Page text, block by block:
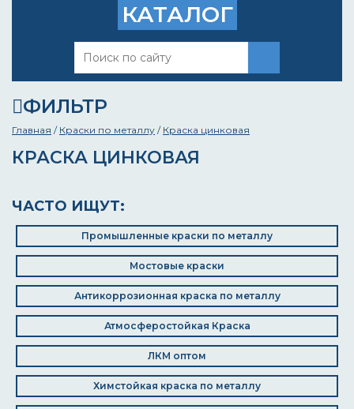
КАТАЛОГ
ФИЛЬТР
Главная / Краски по металлу / Краска цинковая
КРАСКА ЦИНКОВАЯ
ЧАСТО ИЩУТ:
Промышленные краски по металлу
Мостовые краски
Антикоррозионная краска по металлу
Атмосферостойкая Краска
ЛКМ оптом
Химстойкая краска по металлу